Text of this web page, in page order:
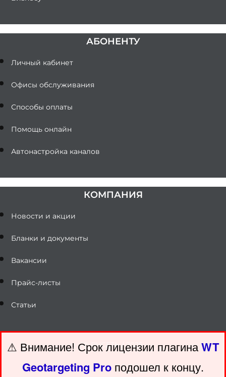
АБОНЕНТУ
Личный кабинет
Офисы обслуживания
Способы оплаты
Помощь онлайн
Автонастройка каналов
КОМПАНИЯ
Новости и акции
Бланки и документы
Вакансии
Прайс-листы
Статьи
© РУСЕТЬ / 2025
⚠ Внимание! ️Срок лицензии плагинаWT
Geotargeting Pro подошел к концу.